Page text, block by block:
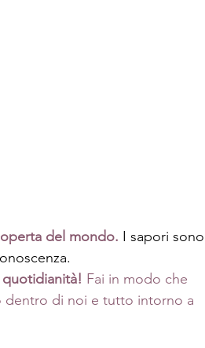
del mondo. I sapori sono
Fai in modo che
dentro di noi e tutto intorno a